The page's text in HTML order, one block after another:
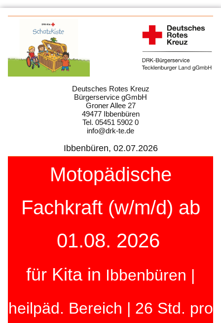
Deutsches Rotes Kreuz
Bürgerservice gGmbH
Groner Allee 27
49477 Ibbenbüren
Tel. 05451 5902 0
info@drk-te.de
Ibbenbüren, 02.07.2026
Motopädische
Fachkraft (w/m/d) ab
01.08. 2026
für Kita in Ibbenbüren |
heilpäd. Bereich | 26 Std. pro